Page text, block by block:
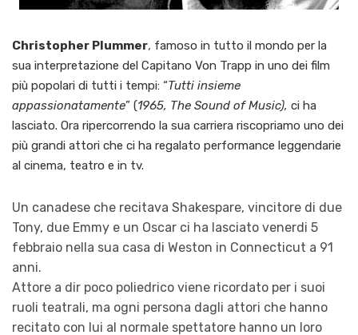
Christopher Plummer, famoso in tutto il mondo per la
sua interpretazione del Capitano Von Trapp in uno dei film
più popolari di tutti i tempi: “Tutti insieme
appassionatamente” (1965, The Sound of Music), ci ha
lasciato. Ora ripercorrendo la sua carriera riscopriamo uno dei
più grandi attori che ci ha regalato performance leggendarie
al cinema, teatro e in tv.
Un canadese che recitava Shakespare, vincitore di due
Tony, due Emmy e un Oscar ci ha lasciato venerdi 5
febbraio nella sua casa di Weston in Connecticut a 91
anni.
Attore a dir poco poliedrico viene ricordato per i suoi
ruoli teatrali, ma ogni persona dagli attori che hanno
recitato con lui al normale spettatore hanno un loro